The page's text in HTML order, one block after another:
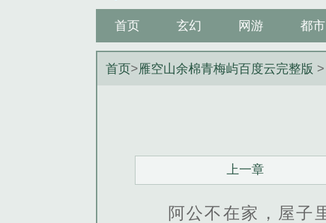
首页 玄幻 网游 都市
首页>雁空山余棉青梅屿百度云完整版
上一章
阿公不在家，屋子